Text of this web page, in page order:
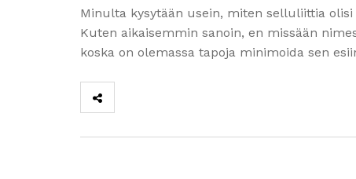
Minulta kysytään usein, miten selluliittia
Kuten aikaisemmin sanoin, en missään
koska on olemassa tapoja minimoida sen